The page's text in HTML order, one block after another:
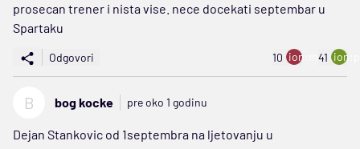
prosecan trener i nista vise. nece docekati septembar u
Spartaku
Odgovori 10 ion:minus
41
B bog kocke pre oko 1 godinu
Dejan Stankovic od 1septembra na ljetovanju u